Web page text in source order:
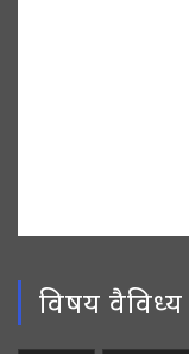
विषय वैविध्य